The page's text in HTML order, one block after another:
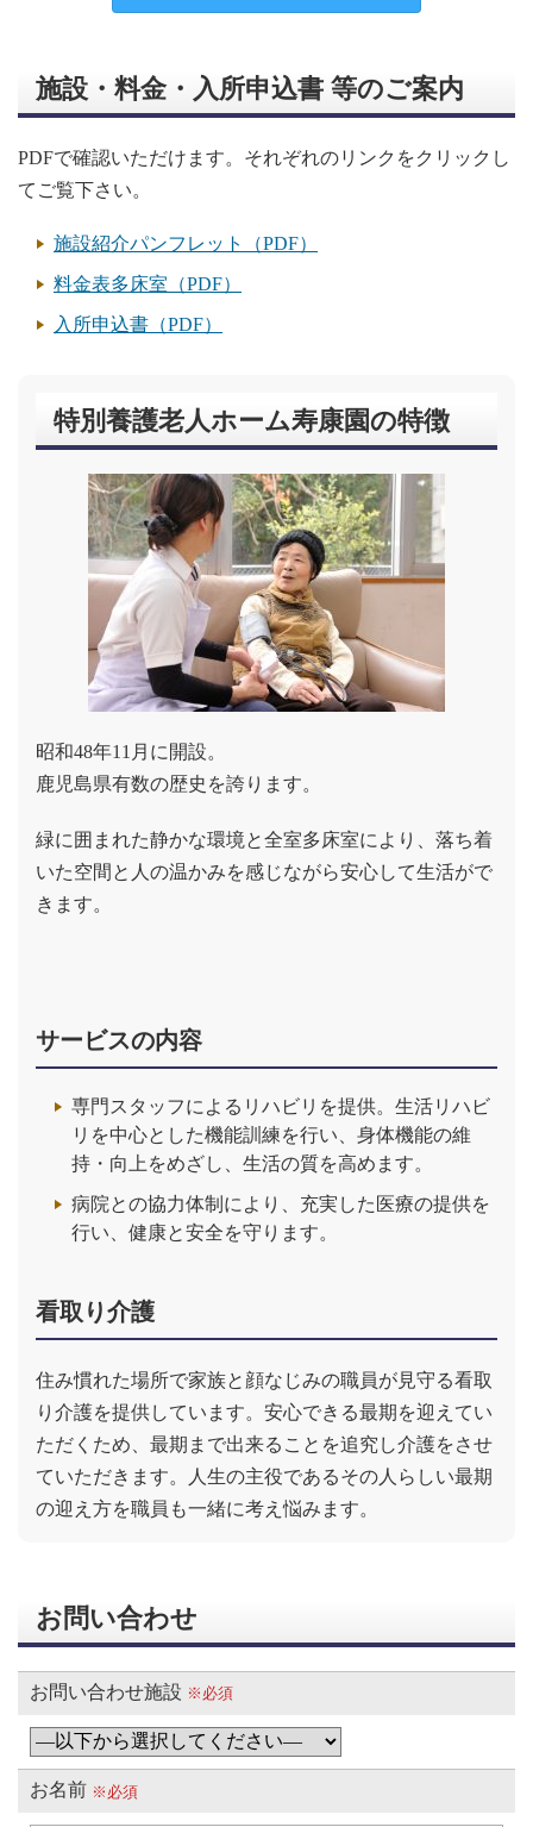
施設・料金・入所申込書 等のご案内
PDFで確認いただけます。それぞれのリンクをクリックし
てご覧下さい。
施設紹介パンフレット（PDF）
料金表多床室（PDF）
入所申込書（PDF）
特別養護老人ホーム寿康園の特徴
昭和48年11月に開設。
鹿児島県有数の歴史を誇ります。
緑に囲まれた静かな環境と全室多床室により、落ち着
いた空間と人の温かみを感じながら安心して生活がで
きます。
サービスの内容
専門スタッフによるリハビリを提供。生活リハビ
リを中心とした機能訓練を行い、身体機能の維
持・向上をめざし、生活の質を高めます。
病院との協力体制により、充実した医療の提供を
行い、健康と安全を守ります。
看取り介護
住み慣れた場所で家族と顔なじみの職員が見守る看取
り介護を提供しています。安心できる最期を迎えてい
ただくため、最期まで出来ることを追究し介護をさせ
ていただきます。人生の主役であるその人らしい最期
の迎え方を職員も一緒に考え悩みます。
お問い合わせ
お問い合わせ施設 ※必須
お名前 ※必須